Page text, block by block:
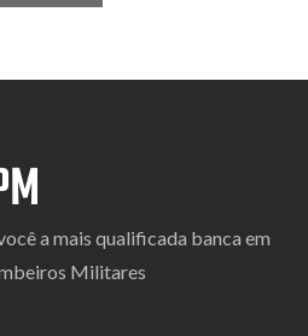
a mais qualificada banca em
Militares